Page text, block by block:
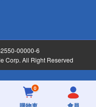
00000-6
Corp. All Right Reserved
0